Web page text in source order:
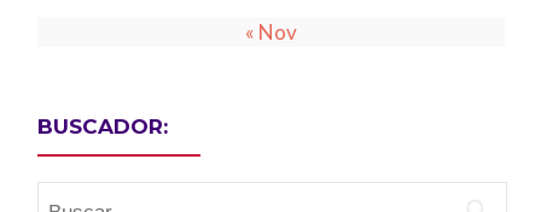
« Nov
BUSCADOR: